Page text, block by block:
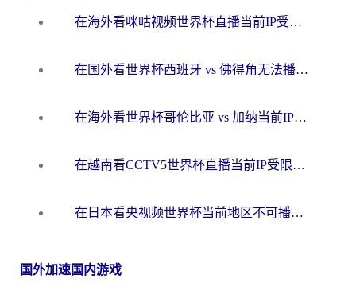
在海外看咪咕视频世界杯直播当前IP受限制？这篇指南帮你搞定所有体育赛事观看难题
在国外看世界杯西班牙 vs 佛得角无法播放？这篇指南帮你解锁所有中文体育直播
在海外看世界杯哥伦比亚 vs 加纳当前IP受限制？这篇指南帮你流畅看中文解说赛事
在越南看CCTV5世界杯直播当前IP受限制？海外党体育观赛终极指南来了
在日本看央视频世界杯当前地区不可播放？海外党体育观赛终极指南
国外加速国内游戏